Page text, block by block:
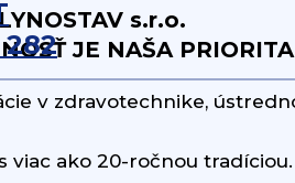
s.r.o.
JE NAŠA PRIORITA
v zdravotechnike,
viac ako 20-ročnou